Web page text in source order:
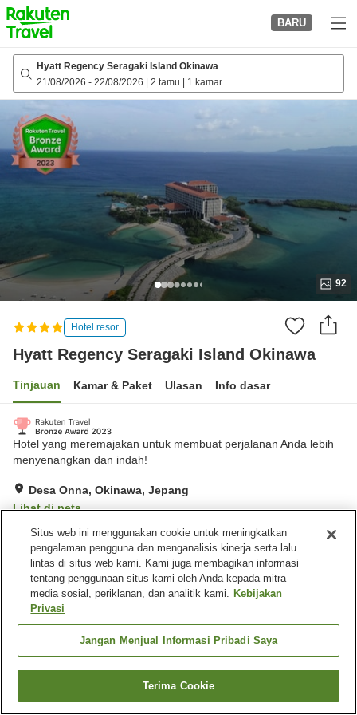
to
top
page
BARU
Hyatt Regency Seragaki Island Okinawa
21/08/2026 - 22/08/2026 2 tamu 1 kamar
92
Hotel resor
Hyatt Regency Seragaki Island Okinawa
Tinjauan Kamar & Paket Ulasan Info dasar
Hotel yang meremajakan untuk membuat perjalanan Anda lebih
menyenangkan dan indah!
Desa Onna, Okinawa, Jepang
Lihat di peta
Hebat Ulasan:908
Fasilitas properti
Wi-Fi
Gym / Klub kebugaran
Restoran
Beranda Jepang Okinawa
Desa Onna
Hyatt Regency Seragaki Island Okinawa
Cari kamar
Situs web ini menggunakan cookie untuk meningkatkan
pengalaman pengguna dan menganalisis kinerja serta lalu
lintas di situs web kami. Kami juga membagikan informasi
tentang penggunaan situs kami oleh Anda kepada mitra
media sosial, periklanan, dan analitik kami. Kebijakan
Privasi
Jangan Menjual Informasi Pribadi Saya
Terima Cookie